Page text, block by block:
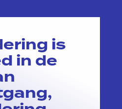
is
in de